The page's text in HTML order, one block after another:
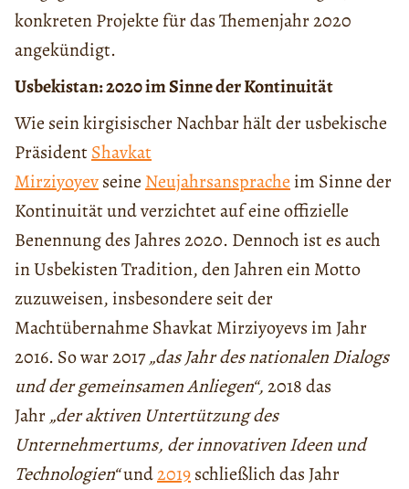
konkreten Projekte für das Themenjahr 2020
angekündigt.
Usbekistan: 2020 im Sinne der Kontinuität
Wie sein kirgisischer Nachbar hält der usbekische
PräsidentShavkat
Mirziyoyevseine Neujahrsansprache im Sinne der
Kontinuität und verzichtet auf eine offizielle
Benennung des Jahres 2020. Dennoch ist es auch
in Usbekisten Tradition, den Jahren ein Motto
zuzuweisen, insbesondere seit der
Machtübernahme Shavkat Mirziyoyevs im Jahr
2016. So war2017„das Jahr des nationalen Dialogs
und der gemeinsamen Anliegen“,2018 das
Jahr„der aktiven Untertützung des
Unternehmertums, der innovativen Ideen und
Technologien“und2019schließlich das Jahr